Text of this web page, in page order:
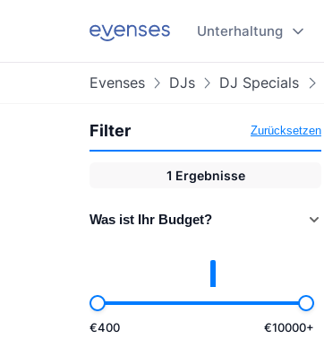
Unterhaltung
Evenses DJs DJ Specials
Filter Zurücksetzen
1 Ergebnisse
Was ist Ihr Budget?
€400 €10000+